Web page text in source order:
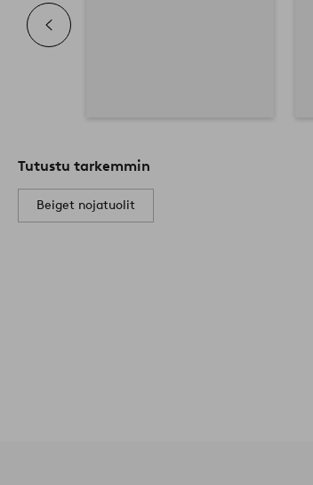
Tutustu tarkemmin
Beiget nojatuolit